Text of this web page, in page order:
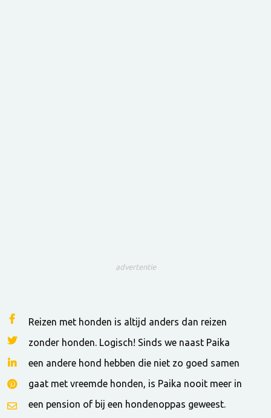
advertentie
Reizen met honden is altijd anders dan reizen
zonder honden. Logisch! Sinds we naast Paika
een andere hond hebben die niet zo goed samen
gaat met vreemde honden, is Paika nooit meer in
een pension of bij een hondenoppas geweest.